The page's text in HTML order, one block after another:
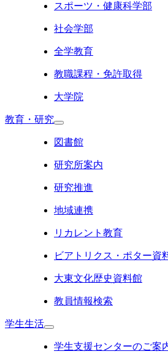
スポーツ・健康科学部
社会学部
全学教育
教職課程・免許取得
大学院
教育・研究
図書館
研究所案内
研究推進
地域連携
リカレント教育
ビアトリクス・ポター資
大東文化歴史資料館
教員情報検索
学生生活
学生支援センターのご案